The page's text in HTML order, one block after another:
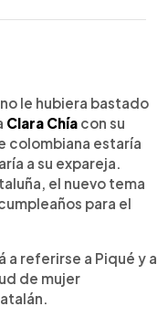
le hubiera bastado
Clara Chía con su
colombiana estaría
a su expareja.
el nuevo tema
para el
a referirse a Piqué y a
de mujer